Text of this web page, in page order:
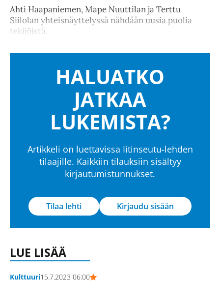
Ahti Haapaniemen, Mape Nuuttilan ja Terttu
Siilolan yhteisnäyttelyssä nähdään uusia puolia
tekijöistä.
HALUATKO
JATKAA
LUKEMISTA?
Artikkeli on luettavissa Iitinseutu-lehden
tilaajille. Kaikkiin tilauksiin sisältyy
kirjautumistunnukset.
Tilaa lehti Kirjaudu sisään
LUE LISÄÄ
Kulttuuri15.7.2023 06:00